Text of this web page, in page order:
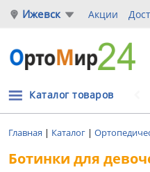
Ижевск Акции
Каталог товаров
Главная | Каталог |
Ботинки для